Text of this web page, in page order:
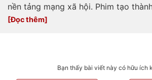
nền tảng mạng xã hội. Phim tạo
Bạn thấy bài viết này có hữu ích